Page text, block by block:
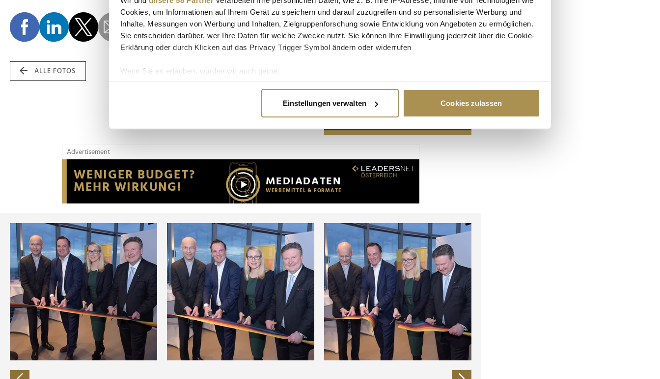
Cookies, um Informationen auf Ihrem Gerät zu speichern und darauf zuzugreifen und so personalisierte Werbung und
Inhalte, Messungen von Werbung und Inhalten, Zielgruppenforschung sowie Entwicklung von Angeboten zu ermöglichen.
Sie entscheiden darüber, wer Ihre Daten für welche Zwecke nutzt. Sie können Ihre Einwilligung jederzeit über die Cookie-
Erklärung oder durch Klicken auf das Privacy Trigger Symbol ändern oder widerrufen
Wenn Sie es erlauben, würden wir auch gerne:
Erfahren Sie mehr darüber, wie Ihre persönlichen Daten verarbeitet werden, und legen Sie Ihre Präferenzen im
Wir verwenden Cookies, um Inhalte und Anzeigen zu personalisieren, Funktionen für soziale Medien anbieten zu können
Website an unsere Partner für soziale Medien, Werbung und Analysen weiter. Unsere Partner führen diese Informationen
möglicherweise mit weiteren Daten zusammen, die Sie ihnen bereitgestellt haben oder die sie im Rahmen Ihrer Nutzung
der Dienste gesammelt haben.
Einstellungen verwalten Cookies zulassen
ALLE FOTOS
Advertisement
Advertisement